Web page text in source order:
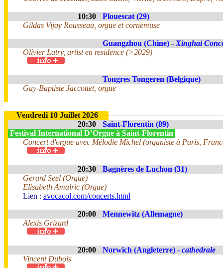
10:30
Plouescat (29)
Gildas Vijay Rousseau, orgue et cornemuse
Guangzhou (Chine) - Xinghai
Olivier Latry, artist en residence (>2029)
Tongres Tongeren (Belgique)
Guy-Baptiste Jaccottet, orgue
Vendredi 10 Juillet 2026
20:30
Saint-Florentin (89)
Festival International D’Orgue à Saint-Florentin
Concert d'orgue avec Mélodie Michel (organiste à Paris,
20:30
Bagnères de Luchon (31)
Gerard Seel (Orgue)
Elisabeth Amalric (Orgue)
Lien : avocacol.com/concerts.html
20:00
Mennewitz (Allemagne)
Alexis Grizard
20:00 Norwich (Angleterre) - cathedrale
Vincent Dubois